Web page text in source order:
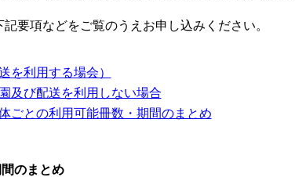
要項などをご覧のうえお申し込みください。
を利用する場会）
及び配送を利用しない場合
ごとの利用可能冊数・期間のまとめ
のまとめ